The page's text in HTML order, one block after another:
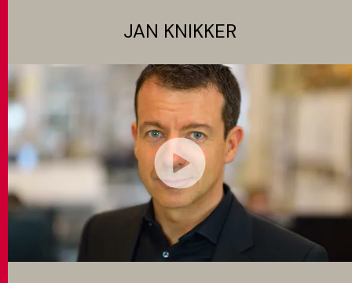
CONTATTI
MATCH APP
CERCA
JAN KNIKKER